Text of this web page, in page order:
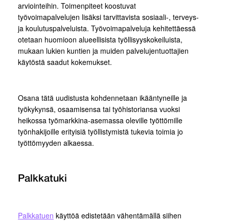
arviointeihin. Toimenpiteet koostuvat
työvoimapalvelujen lisäksi tarvittavista sosiaali-, terveys-
ja koulutuspalveluista. Työvoimapalveluja kehitettäessä
otetaan huomioon alueellisista työllisyyskokeiluista,
mukaan lukien kuntien ja muiden palvelujentuottajien
käytöstä saadut kokemukset.
Osana tätä uudistusta kohdennetaan ikääntyneille ja
työkykynsä, osaamisensa tai työhistoriansa vuoksi
heikossa työmarkkina-asemassa oleville työttömille
työnhakijoille erityisiä työllistymistä tukevia toimia jo
työttömyyden alkaessa.
Palkkatuki
Palkkatuen käyttöä edistetään vähentämällä siihen